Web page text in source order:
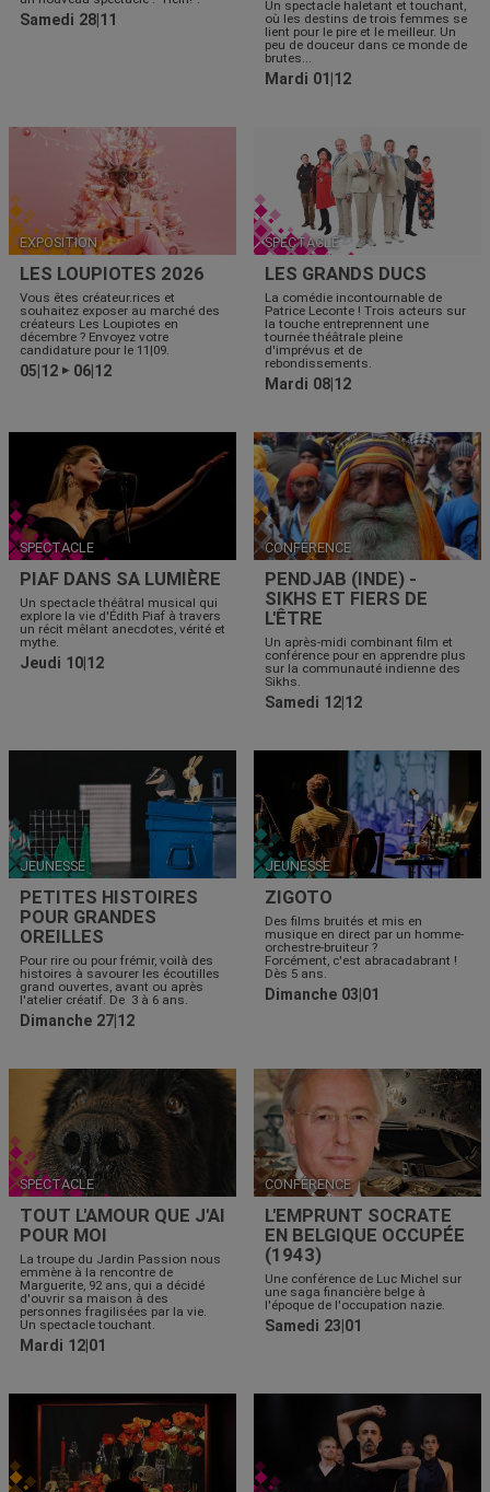
Samedi 28|11
Un spectacle haletant et touchant,
où les destins de trois femmes se
lient pour le pire et le meilleur. Un
peu de douceur dans ce monde de
brutes...
Mardi 01|12
EXPOSITION
LES LOUPIOTES 2026
Vous êtes créateur.rices et
souhaitez exposer au marché des
créateurs Les Loupiotes en
décembre ? Envoyez votre
candidature pour le 11|09.
05|12 ▶ 06|12
SPECTACLE
LES GRANDS DUCS
La comédie incontournable de
Patrice Leconte ! Trois acteurs sur
la touche entreprennent une
tournée théâtrale pleine
d'imprévus et de
rebondissements.
Mardi 08|12
SPECTACLE
PIAF DANS SA LUMIÈRE
Un spectacle théâtral musical qui
explore la vie d'Édith Piaf à travers
un récit mêlant anecdotes, vérité et
mythe.
Jeudi 10|12
CONFÉRENCE
PENDJAB (INDE) -
SIKHS ET FIERS DE
L'ÊTRE
Un après-midi combinant film et
conférence pour en apprendre plus
sur la communauté indienne des
Sikhs.
Samedi 12|12
JEUNESSE
PETITES HISTOIRES
POUR GRANDES
OREILLES
Pour rire ou pour frémir, voilà des
histoires à savourer les écoutilles
grand ouvertes, avant ou après
l'atelier créatif. De 3 à 6 ans.
Dimanche 27|12
JEUNESSE
ZIGOTO
Des films bruités et mis en
musique en direct par un homme-
orchestre-bruiteur ?
Forcément, c'est abracadabrant !
Dès 5 ans.
Dimanche 03|01
SPECTACLE
TOUT L'AMOUR QUE J'AI
POUR MOI
La troupe du Jardin Passion nous
emmène à la rencontre de
Marguerite, 92 ans, qui a décidé
d'ouvrir sa maison à des
personnes fragilisées par la vie.
Un spectacle touchant.
Mardi 12|01
CONFÉRENCE
L'EMPRUNT SOCRATE
EN BELGIQUE OCCUPÉE
(1943)
Une conférence de Luc Michel sur
une saga financière belge à
l'époque de l'occupation nazie.
Samedi 23|01